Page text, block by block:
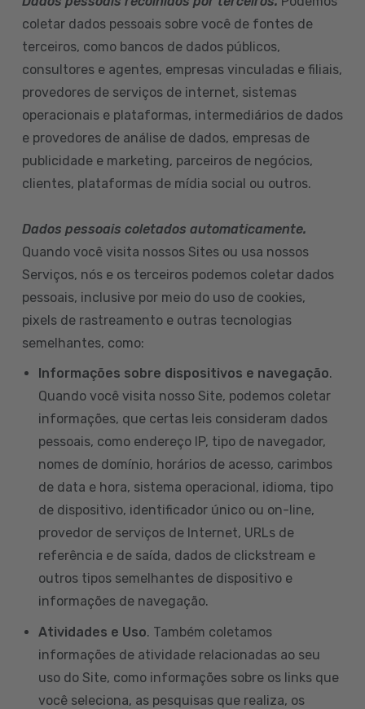
coletar dados pessoais sobre você de fontes de
terceiros, como bancos de dados públicos,
consultores e agentes, empresas vinculadas e filiais,
provedores de serviços de internet, sistemas
operacionais e plataformas, intermediários de dados
e provedores de análise de dados, empresas de
publicidade e marketing, parceiros de negócios,
clientes, plataformas de mídia social ou outros.
Dados pessoais coletados automaticamente.
Quando você visita nossos Sites ou usa nossos
Serviços, nós e os terceiros podemos coletar dados
pessoais, inclusive por meio do uso de cookies,
pixels de rastreamento e outras tecnologias
semelhantes, como:
Informações sobre dispositivos e navegação.
Quando você visita nosso Site, podemos coletar
informações, que certas leis consideram dados
pessoais, como endereço IP, tipo de navegador,
nomes de domínio, horários de acesso, carimbos
de data e hora, sistema operacional, idioma, tipo
de dispositivo, identificador único ou on-line,
provedor de serviços de Internet, URLs de
referência e de saída, dados de clickstream e
outros tipos semelhantes de dispositivo e
informações de navegação.
Atividades e Uso. Também coletamos
informações de atividade relacionadas ao seu
uso do Site, como informações sobre os links que
você seleciona, as pesquisas que realiza, os